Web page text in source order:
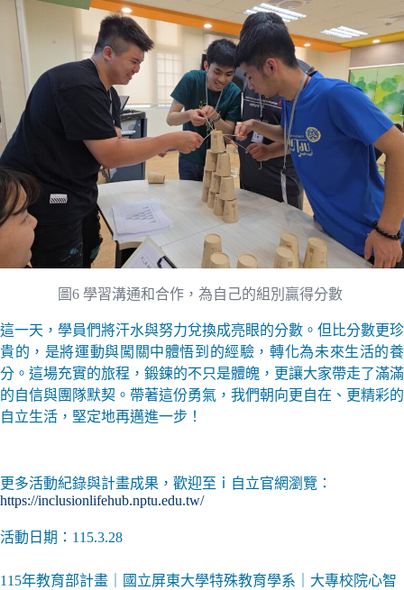
圖6 學習溝通和合作，為自己的組別贏得分數
這一天，學員們將汗水與努力兌換成亮眼的分數。但比分數更珍
貴的，是將運動與闖關中體悟到的經驗，轉化為未來生活的養
分。這場充實的旅程，鍛鍊的不只是體魄，更讓大家帶走了滿滿
的自信與團隊默契。帶著這份勇氣，我們朝向更自在、更精彩的
自立生活，堅定地再邁進一步！
更多活動紀錄與計畫成果，歡迎至ｉ自立官網瀏覽：
https://inclusionlifehub.nptu.edu.tw/
活動日期：115.3.28
115年教育部計畫｜國立屏東大學特殊教育學系｜大專校院心智